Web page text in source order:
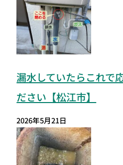
漏水していたらこれで
ださい【松江市】
2026年5月21日